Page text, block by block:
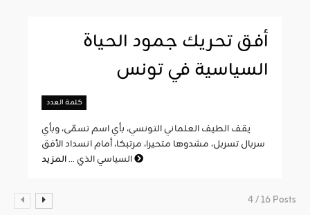
أفق تحريك جمود الحياة
السياسية في تونس
كلمة العدد
يقف الطيف العلماني التونسي، بأي اسم تسمّى، وبأي
سربال تسربل، مشدوها متحيرا، مرتبكا، أمام انسداد الأفق
السياسي الذي ...
4 / 16 Posts